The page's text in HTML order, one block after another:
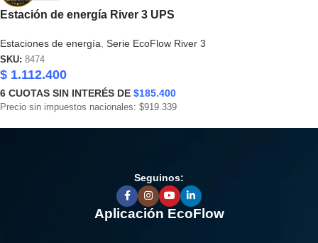
Estación de energía River 3 UPS
Estaciones de energía Serie EcoFlow River 3
SKU: 8474
$ 1.112.400
6 CUOTAS SIN INTERÉS DE $185.400
Precio sin impuestos nacionales: $919.339
Seguinos:
Aplicación EcoFlow